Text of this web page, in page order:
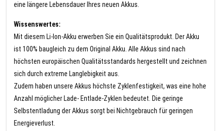
eine längere Lebensdauer Ihres neuen Akkus.
Wissenswertes:
Mit diesem Li-Ion-Akku erwerben Sie ein Qualitätsprodukt. Der Akku
ist 100% baugleich zu dem Original Akku. Alle Akkus sind nach
höchsten europäischen Qualitätsstandards hergestellt und zeichnen
sich durch extreme Langlebigkeit aus.
Zudem haben unsere Akkus höchste Zyklenfestigkeit, was eine hohe
Anzahl möglicher Lade- Entlade-Zyklen bedeutet. Die geringe
Selbstentladung der Akkus sorgt bei Nichtgebrauch für geringen
Energieverlust.